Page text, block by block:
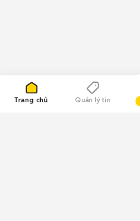
Trang chủ Quản lý tin